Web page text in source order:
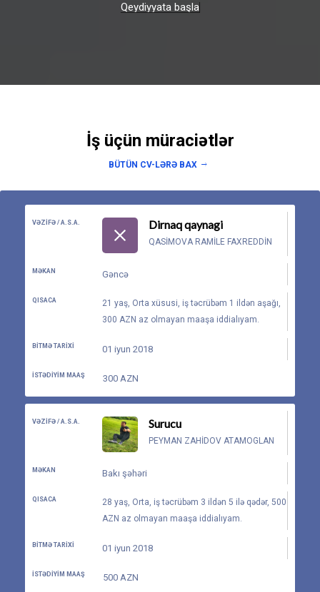
Qeydiyyata başla
İş üçün müraciətlər
BÜTÜN CV-LƏRƏ BAX
VƏZIFƏ / A.S.A. Dirnaq qaynagi
QASIMOVA RAMILE FAXREDDIN
MƏKAN Gəncə
QISACA
21 yaş, Orta xüsusi, iş təcrübəm 1 ildən aşağı,
300 AZN az olmayan maaşa iddialıyam.
BITMƏ TARIXI 01 iyun 2018
İSTƏDIYIM MAAŞ 300 AZN
VƏZIFƏ / A.S.A. Surucu
PEYMAN ZAHIDOV ATAMOGLAN
MƏKAN Bakı şəhəri
QISACA
28 yaş, Orta, iş təcrübəm 3 ildən 5 ilə qədər, 500
AZN az olmayan maaşa iddialıyam.
BITMƏ TARIXI 01 iyun 2018
İSTƏDIYIM MAAŞ 500 AZN